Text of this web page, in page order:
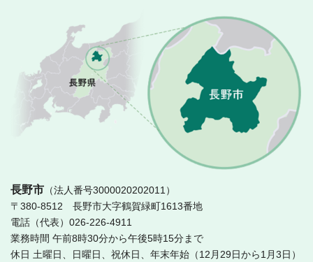
長野市 （法人番号3000020202011）
〒380-8512 長野市大字鶴賀緑町1613番地
電話（代表）026-226-4911
業務時間 午前8時30分から午後5時15分まで
休日 土曜日、日曜日、祝休日、年末年始（12月29日から1月3日）